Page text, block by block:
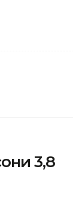
3,8